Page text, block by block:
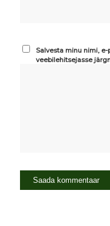
Salvesta minu nimi,
veebilehitsejasse